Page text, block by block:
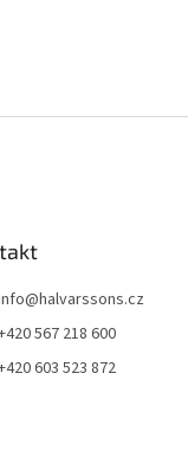
@halvarssons.cz
567 218 600
603 523 872